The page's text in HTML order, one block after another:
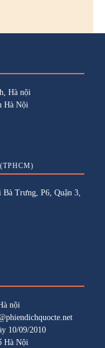
Hà nội
Hà Nội
Bà Trưng, P6, Quận 3,
nội
10/09/2010
Hà Nội